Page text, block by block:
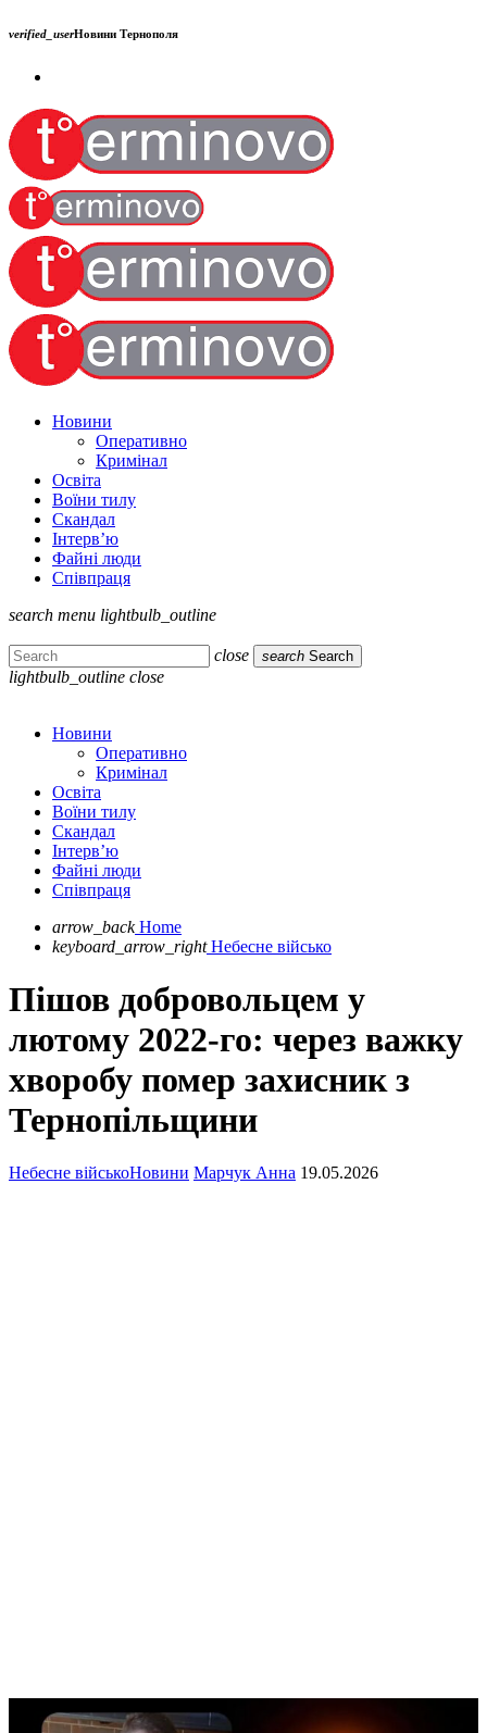
verified_userНовини Тернополя
Новини
Оперативно
Кримінал
Освіта
Воїни тилу
Скандал
Інтерв’ю
Файні люди
Співпраця
search menu lightbulb_outline
close search Search
lightbulb_outline close
Новини
Оперативно
Кримінал
Освіта
Воїни тилу
Скандал
Інтерв’ю
Файні люди
Співпраця
arrow_back Home
keyboard_arrow_right Небесне військо
Пішов добровольцем у
лютому 2022-го: через важку
хворобу помер захисник з
Тернопільщини
Небесне військоНовини Марчук Анна 19.05.2026